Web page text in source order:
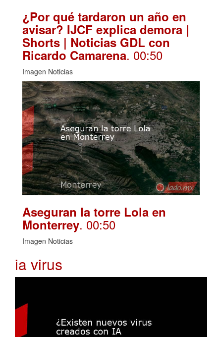
¿Por qué tardaron un año en
avisar? IJCF explica demora |
Shorts | Noticias GDL con
Ricardo Camarena. 00:50
Imagen Noticias
Aseguran la torre Lola en
Monterrey. 00:50
Imagen Noticias
ia virus